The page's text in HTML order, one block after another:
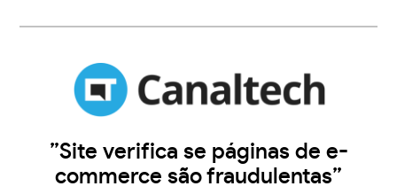
”Site verifica se páginas de e-
commerce são fraudulentas”